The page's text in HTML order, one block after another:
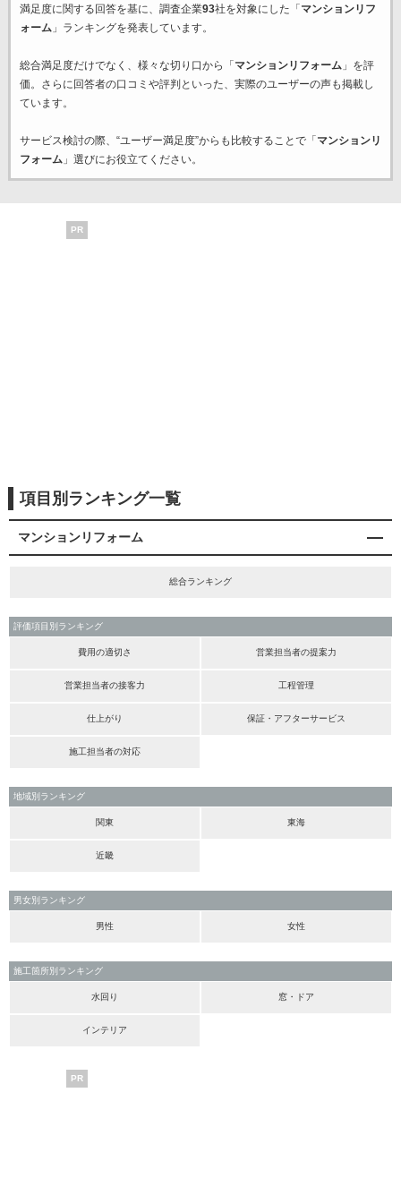
満足度に関する回答を基に、調査企業93社を対象にした「 マンションリフ
ォーム」ランキングを発表しています。
総合満足度だけでなく、様々な切り口から「 マンションリフォーム」を評
価。さらに回答者の口コミや評判といった、実際のユーザーの声も掲載し
ています。
サービス検討の際、“ユーザー満足度”からも比較することで「 マンションリ
フォーム」選びにお役立てください。
PR
項目別ランキング一覧
マンションリフォーム
総合ランキング
評価項目別ランキング
費用の適切さ 営業担当者の提案力
営業担当者の接客力 工程管理
仕上がり 保証・アフターサービス
施工担当者の対応
地域別ランキング
関東 東海
近畿
男女別ランキング
男性 女性
施工箇所別ランキング
水回り 窓・ドア
インテリア
PR